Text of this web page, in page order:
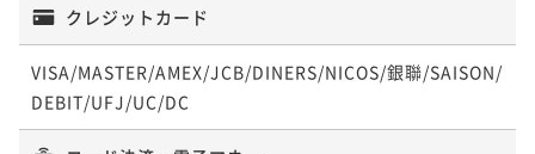
クレジットカード
VISA/MASTER/AMEX/JCB/DINERS/NICOS/銀聯/SAISON/
DEBIT/UFJ/UC/DC